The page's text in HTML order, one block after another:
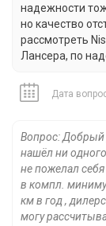
надежности
но качество
рассмотреть
Лансера, по
Дата
Вопрос: Добрый
нашёл ни
не пожелал
в компл.
км в год ,
могу